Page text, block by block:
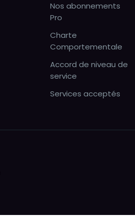
Nos abonnements
Pro
Charte
Comportementale
Accord de niveau de
service
Services acceptés